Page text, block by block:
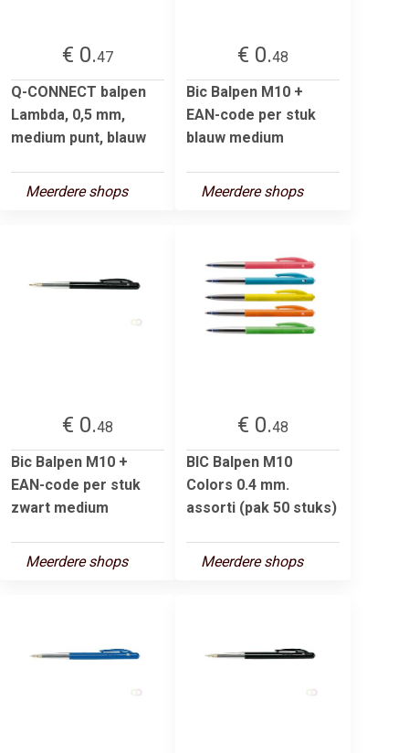
€ 0.47
Q-CONNECT balpen
Lambda, 0,5 mm,
medium punt, blauw
Meerdere shops
€ 0.48
Bic Balpen M10 +
EAN-code per stuk
blauw medium
Meerdere shops
€ 0.48
Bic Balpen M10 +
EAN-code per stuk
zwart medium
Meerdere shops
€ 0.48
BIC Balpen M10
Colors 0.4 mm.
assorti (pak 50 stuks)
Meerdere shops